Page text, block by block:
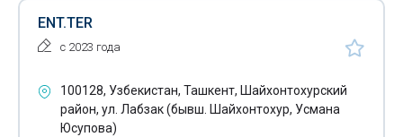
Рестораны при гостиницах
Роликовые клубы
Рыбалка
Санатории
ENT.TER
с 2023 года
100128, Узбекистан, Ташкент, Шайхонтохурский
район, ул. Лабзак (бывш. Шайхонтохур, Усмана
Юсупова)